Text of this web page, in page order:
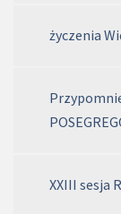
życzenia
XXIII sesja